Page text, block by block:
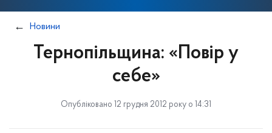
Новини
Тернопільщина: «Повір у
себе»
Опубліковано 12 грудня 2012 року о 14:31